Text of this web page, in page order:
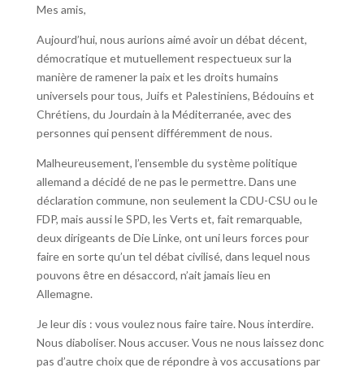
Mes amis,
Aujourd’hui, nous aurions aimé avoir un débat décent,
démocratique et mutuellement respectueux sur la
manière de ramener la paix et les droits humains
universels pour tous, Juifs et Palestiniens, Bédouins et
Chrétiens, du Jourdain à la Méditerranée, avec des
personnes qui pensent différemment de nous.
Malheureusement, l’ensemble du système politique
allemand a décidé de ne pas le permettre. Dans une
déclaration commune, non seulement la CDU-CSU ou le
FDP, mais aussi le SPD, les Verts et, fait remarquable,
deux dirigeants de Die Linke, ont uni leurs forces pour
faire en sorte qu’un tel débat civilisé, dans lequel nous
pouvons être en désaccord, n’ait jamais lieu en
Allemagne.
Je leur dis : vous voulez nous faire taire. Nous interdire.
Nous diaboliser. Nous accuser. Vous ne nous laissez donc
pas d’autre choix que de répondre à vos accusations par